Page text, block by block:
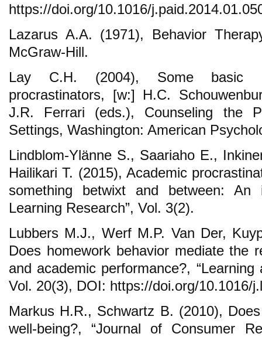
https://doi.org/10.1016/
Lazarus A.A. (1971), Behavior
McGraw-Hill.
Lay C.H. (2004), Some basic
procrastinators, [w:] H.C.
J.R. Ferrari (eds.), Counseling the
Settings, Washington: American
Lindblom-Ylänne S., Saariaho E.,
Hailikari T. (2015), Academic
something betwixt and between: An
Learning Research”, Vol. 3(2).
Lubbers M.J., Werf M.P. Van Der,
Does homework behavior mediate the
and academic performance?, “Learning
Vol. 20(3), DOI: https://doi.org/10.1016/
Markus H.R., Schwartz B. (2010),
well-being?, “Journal of Consumer